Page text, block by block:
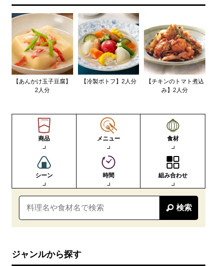
【あんかけ玉子豆腐】
2人分
【冷製ポトフ】2人分
【チキンのトマト煮込
み】2人分
商品 メニュー 食材
シーン 時間 組み合わせ
検索
ジャンルから探す